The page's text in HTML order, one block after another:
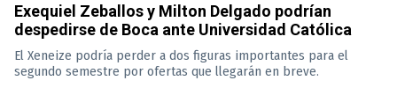
Exequiel Zeballos y Milton Delgado podrían
despedirse de Boca ante Universidad Católica
El Xeneize podría perder a dos figuras importantes para el
segundo semestre por ofertas que llegarán en breve.